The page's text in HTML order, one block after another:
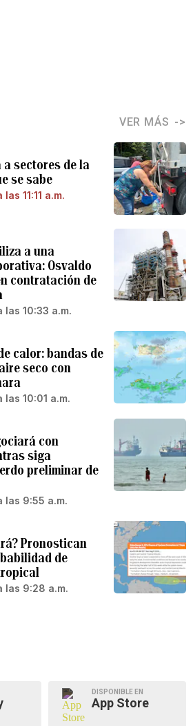
VER MÁS
sectores de la
se sabe
11:11 a.m.
a una
Osvaldo
contratación de
10:33 a.m.
calor: bandas de
seco con
10:01 a.m.
con
siga
preliminar de
las 9:55 a.m.
Pronostican
de
las 9:28 a.m.
DISPONIBLE EN
App Store